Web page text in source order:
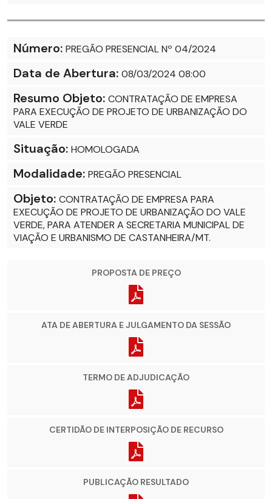
Número: PREGÃO PRESENCIAL Nº 04/2024
Data de Abertura: 08/03/2024 08:00
Resumo Objeto: CONTRATAÇÃO DE EMPRESA
PARA EXECUÇÃO DE PROJETO DE URBANIZAÇÃO DO
VALE VERDE
Situação: HOMOLOGADA
Modalidade: PREGÃO PRESENCIAL
Objeto: CONTRATAÇÃO DE EMPRESA PARA
EXECUÇÃO DE PROJETO DE URBANIZAÇÃO DO VALE
VERDE, PARA ATENDER A SECRETARIA MUNICIPAL DE
VIAÇÃO E URBANISMO DE CASTANHEIRA/MT.
PROPOSTA DE PREÇO
ATA DE ABERTURA E JULGAMENTO DA SESSÃO
TERMO DE ADJUDICAÇÃO
CERTIDÃO DE INTERPOSIÇÃO DE RECURSO
PUBLICAÇÃO RESULTADO